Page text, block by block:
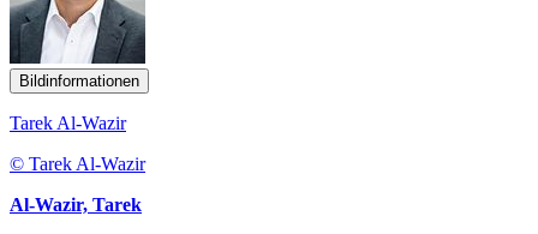
Bildinformationen
Tarek Al-Wazir
© Tarek Al-Wazir
Al-Wazir, Tarek